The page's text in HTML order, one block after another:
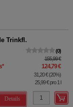
Trinkfl.
0
155,99 €
* 124,79 €
31,20 €(20%)
25,99 €pro 1 l
Details